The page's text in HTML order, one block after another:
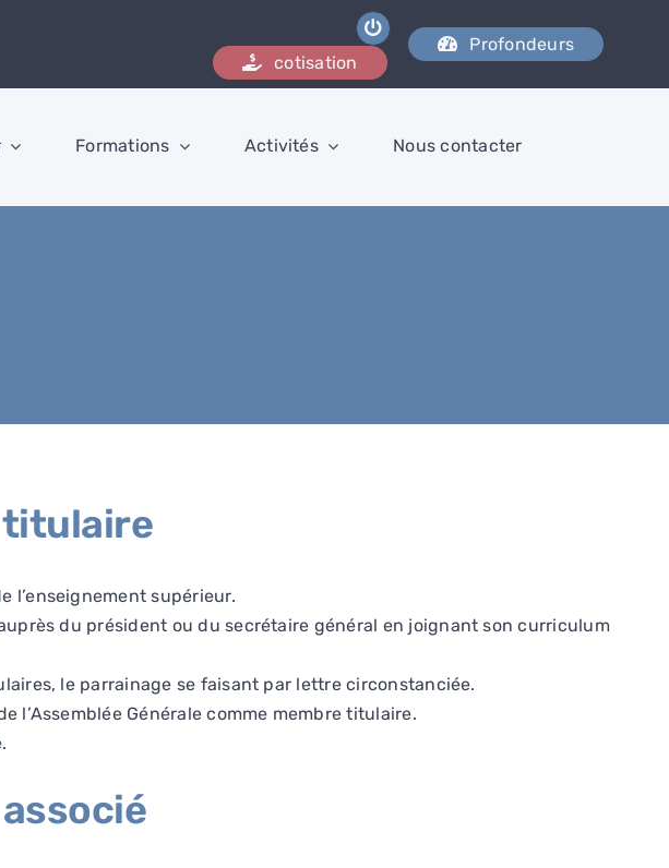
cotisation
Profondeurs
Formations Activités Nous contacter
titulaire
l’enseignement supérieur.
du président ou du secrétaire général en joignant son curriculum
le parrainage se faisant par lettre circonstanciée.
l’Assemblée Générale comme membre titulaire.